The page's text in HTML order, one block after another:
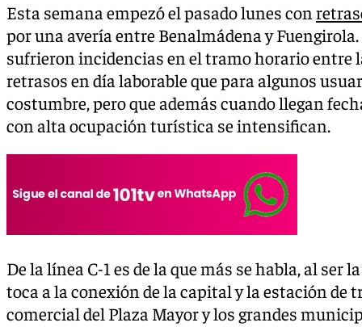
Esta semana empezó el pasado lunes con
por una avería entre Benalmádena y
sufrieron incidencias en el tramo horario entre
retrasos en día laborable que para algunos
costumbre, pero que además cuando llegan
con alta ocupación turística se intensifican.
De la línea C-1 es de la que más se habla, al ser
toca a la conexión de la capital y la estación de
comercial del Plaza Mayor y los grandes